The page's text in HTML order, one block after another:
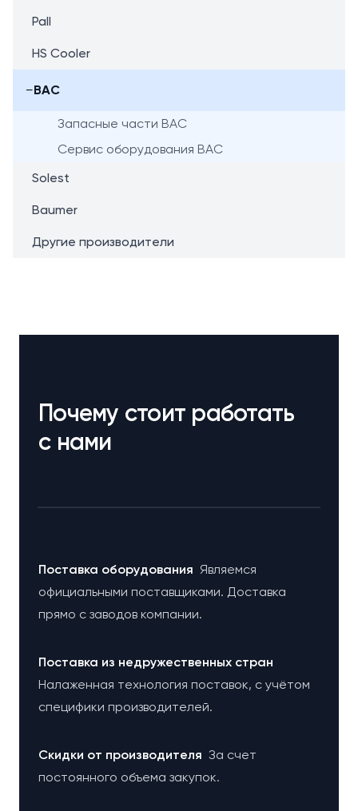
Pall
HS Cooler
−BAC
Запасные части BAC
Сервис оборудования BAC
Solest
Baumer
Другие производители
Почему стоит работать
с нами
Поставка оборудования Являемся
официальными поставщиками. Доставка
прямо с заводов компании.
Поставка из недружественных стран
Налаженная технология поставок, с учётом
специфики производителей.
Cкидки от производителя За счет
постоянного объема закупок.